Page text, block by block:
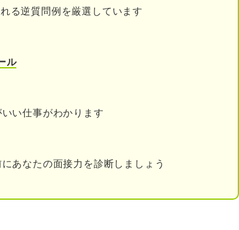
ターン
も反省しない
る逆質問例を厳選しています
ル
い仕事がわかります
あなたの面接力を診断しましょう